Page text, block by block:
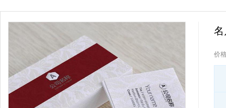
名
价